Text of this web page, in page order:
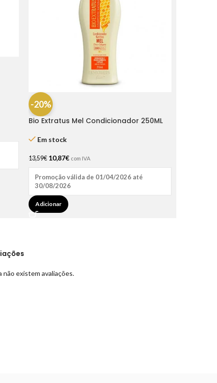
-20%
Bio Extratus Mel Condicionador 250ML
Em stock
13,59€ 10,87€ com IVA
Promoção válida de 01/04/2026 até
30/08/2026
Adicionar
não existem avaliações.